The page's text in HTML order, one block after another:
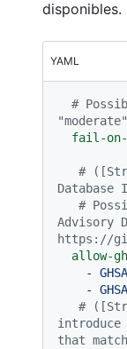
disponibles.
YAML
#
fail-
#
#
Advisory
https://
allow-
-
-
#
that